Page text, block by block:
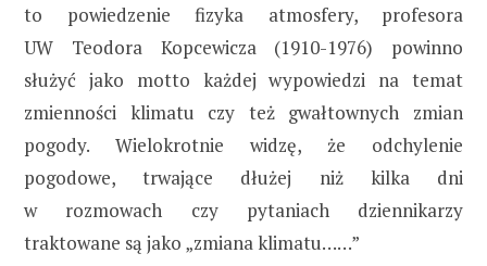
to powiedzenie fizyka atmosfery, profesora
UW Teodora Kopcewicza (1910-1976) powinno
służyć jako motto każdej wypowiedzi na temat
zmienności klimatu czy też gwałtownych zmian
pogody. Wielokrotnie widzę, że odchylenie
pogodowe, trwające dłużej niż kilka dni
w rozmowach czy pytaniach dziennikarzy
traktowane są jako „zmiana klimatu……”